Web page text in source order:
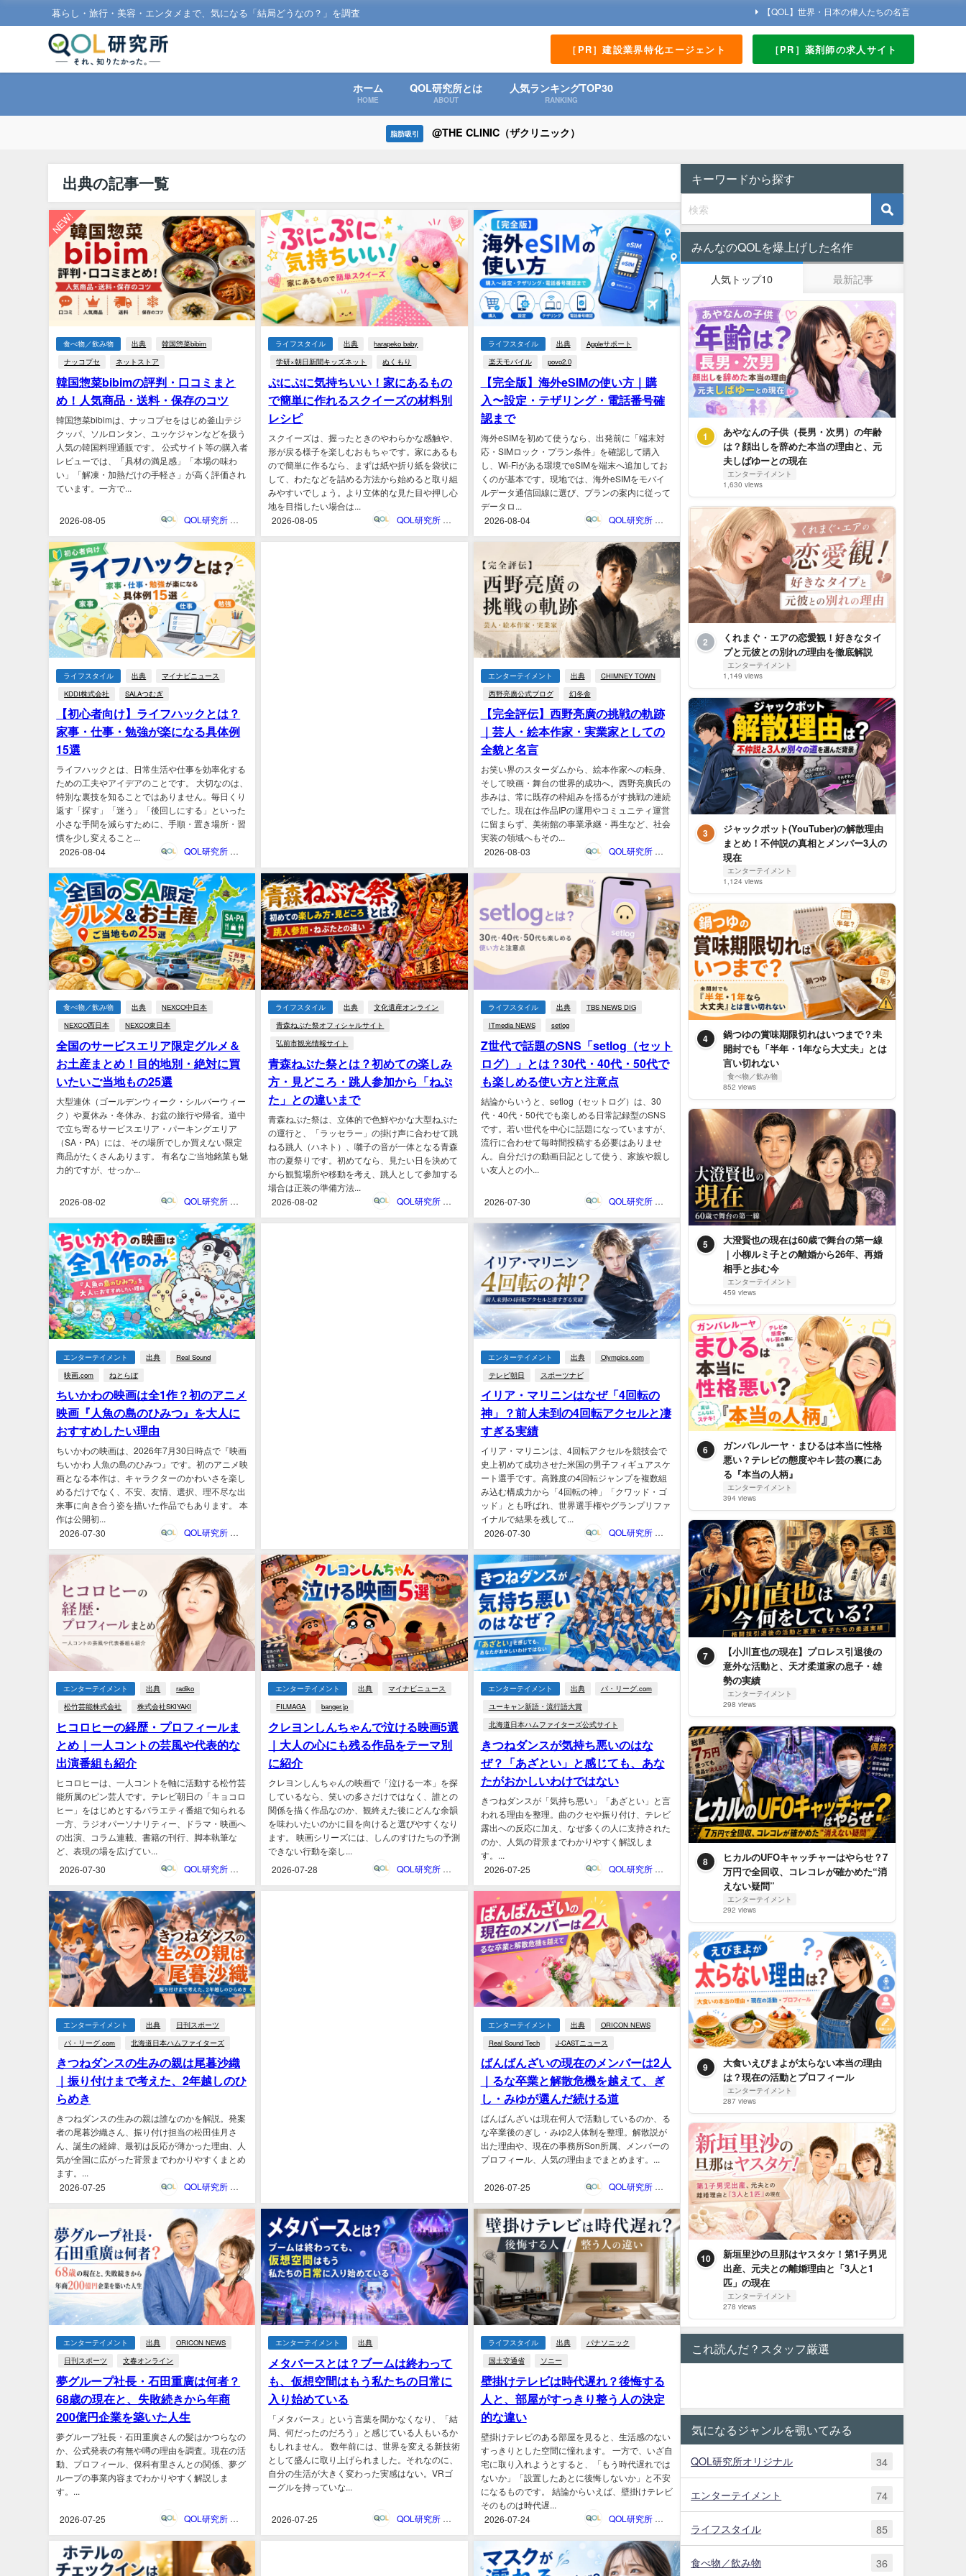
暮らし・旅行・美容・エンタメまで、気になる「結局どうなの？」を調査 【QOL】世界・日本の偉人たちの名言
［PR］建設業界特化エージェント ［PR］薬剤師の求人サイト
ホーム
HOME
QOL研究所とは
ABOUT
人気ランキングTOP30
RANKING
脂肪吸引 @THE CLINIC（ザクリニック）
出典の記事一覧
NEW!
食べ物／飲み物 出典
韓国惣菜bibim
ナッコプセ
ネットストア
韓国惣菜bibimの評判・口コミまと
め！人気商品・送料・保存のコツ
韓国惣菜bibimは、ナッコプセをはじめ釜山テジ
クッパ、ソルロンタン、ユッケジャンなどを扱う
人気の韓国料理通販です。 公式サイト等の購入者
レビューでは、「具材の満足感」「本場の味わ
い」「解凍・加熱だけの手軽さ」が高く評価され
ています。一方で...
2026-08-05 QOL研究所 ウェブマガジン
ライフスタイル 出典
harapeko baby
学研×朝日新聞キッズネット
ぬくもり
ぷにぷに気持ちいい！家にあるもの
で簡単に作れるスクイーズの材料別
レシピ
スクイーズは、握ったときのやわらかな感触や、
形が戻る様子を楽しむおもちゃです。家にあるも
ので簡単に作るなら、まずは紙や折り紙を袋状に
して、わたなどを詰める方法から始めると取り組
みやすいでしょう。より立体的な見た目や押し心
地を目指したい場合は...
2026-08-05
QOL研究所 ウェブマガジン
ライフスタイル 出典
Appleサポート
楽天モバイル
povo2.0
【完全版】海外eSIMの使い方｜購
入〜設定・テザリング・電話番号確
認まで
海外eSIMを初めて使うなら、出発前に「端末対
応・SIMロック・プラン条件」を確認して購入
し、Wi-Fiがある環境でeSIMを端末へ追加してお
くのが基本です。現地では、海外eSIMをモバイ
ルデータ通信回線に選び、プランの案内に従って
データロ...
2026-08-04
QOL研究所 ウェブマガジン
ライフスタイル 出典
マイナビニュース
KDDI株式会社
SALAつむぎ
【初心者向け】ライフハックとは？
家事・仕事・勉強が楽になる具体例
15選
ライフハックとは、日常生活や仕事を効率化する
ための工夫やアイデアのことです。 大切なのは、
特別な裏技を知ることではありません。毎日くり
返す「探す」「迷う」「後回しにする」といった
小さな手間を減らすために、手順・置き場所・習
慣を少し変えること...
2026-08-04
QOL研究所 ウェブマガジン
エンターテイメント 出典
CHIMNEY TOWN
西野亮廣公式ブログ
幻冬舎
【完全評伝】西野亮廣の挑戦の軌跡
｜芸人・絵本作家・実業家としての
全貌と名言
お笑い界のスターダムから、絵本作家への転身、
そして映画・舞台の世界的成功へ。西野亮廣氏の
歩みは、常に既存の枠組みを揺るがす挑戦の連続
でした。現在は作品IPの運用やコミュニティ運営
に留まらず、美術館の事業承継・再生など、社会
実装の領域へもその...
2026-08-03
QOL研究所 ウェブマガジン
食べ物／飲み物 出典
NEXCO中日本
NEXCO西日本
NEXCO東日本
全国のサービスエリア限定グルメ＆
お土産まとめ！目的地別・絶対に買
いたいご当地もの25選
大型連休（ゴールデンウィーク・シルバーウィー
ク）や夏休み・冬休み、お盆の旅行や帰省。道中
で立ち寄るサービスエリア・パーキングエリア
（SA・PA）には、その場所でしか買えない限定
商品がたくさんあります。 有名なご当地銘菓も魅
力的ですが、せっか...
2026-08-02 QOL研究所 ウェブマガジン
ライフスタイル 出典
文化遺産オンライン
青森ねぶた祭オフィシャルサイト
弘前市観光情報サイト
青森ねぶた祭とは？初めての楽しみ
方・見どころ・跳人参加から「ねぷ
た」との違いまで
青森ねぶた祭は、立体的で色鮮やかな大型ねぶた
の運行と、「ラッセラー」の掛け声に合わせて跳
ねる跳人（ハネト）、囃子の音が一体となる青森
市の夏祭りです。初めてなら、見たい日を決めて
から観覧場所や移動を考え、跳人として参加する
場合は正装の準備方法...
2026-08-02
QOL研究所 ウェブマガジン
ライフスタイル 出典
TBS NEWS DIG
ITmedia NEWS
setlog
Z世代で話題のSNS「setlog（セット
ログ）」とは？30代・40代・50代で
も楽しめる使い方と注意点
結論からいうと、setlog（セットログ）は、30
代・40代・50代でも楽しめる日常記録型のSNS
です。若い世代を中心に話題になっていますが、
流行に合わせて毎時間投稿する必要はありませ
ん。自分だけの動画日記として使う、家族や親し
い友人との小...
2026-07-30 QOL研究所 ウェブマガジン
エンターテイメント 出典
Real Sound
映画.com
ねとらぼ
ちいかわの映画は全1作？初のアニメ
映画『人魚の島のひみつ』を大人に
おすすめしたい理由
ちいかわの映画は、2026年7月30日時点で『映画
ちいかわ 人魚の島のひみつ』です。初のアニメ映
画となる本作は、キャラクターのかわいさを楽し
めるだけでなく、不安、友情、選択、理不尽な出
来事に向き合う姿を描いた作品でもあります。 本
作は公開初...
2026-07-30
QOL研究所 ウェブマガジン
エンターテイメント 出典
Olympics.com
テレビ朝日
スポーツナビ
イリア・マリニンはなぜ「4回転の
神」？前人未到の4回転アクセルと凄
すぎる実績
イリア・マリニンは、4回転アクセルを競技会で
史上初めて成功させた米国の男子フィギュアスケ
ート選手です。高難度の4回転ジャンプを複数組
み込む構成力から「4回転の神」「クワッド・ゴ
ッド」とも呼ばれ、世界選手権やグランプリファ
イナルで結果を残して...
2026-07-30
QOL研究所 ウェブマガジン
エンターテイメント 出典
radiko
松竹芸能株式会社
株式会社SKIYAKI
ヒコロヒーの経歴・プロフィールま
とめ｜一人コントの芸風や代表的な
出演番組も紹介
ヒコロヒーは、一人コントを軸に活動する松竹芸
能所属のピン芸人です。テレビ朝日の「キョコロ
ヒー」をはじめとするバラエティ番組で知られる
一方、ラジオパーソナリティー、ドラマ・映画へ
の出演、コラム連載、書籍の刊行、脚本執筆な
ど、表現の場を広げてい...
2026-07-30
QOL研究所 ウェブマガジン
エンターテイメント 出典
マイナビニュース
FILMAGA
banger.jp
クレヨンしんちゃんで泣ける映画5選
｜大人の心にも残る作品をテーマ別
に紹介
クレヨンしんちゃんの映画で「泣ける一本」を探
しているなら、笑いの多さだけではなく、誰との
関係を描く作品なのか、観終えた後にどんな余韻
を味わいたいのかに目を向けると選びやすくなり
ます。 映画シリーズには、しんのすけたちの予測
できない行動を楽し...
2026-07-28
QOL研究所 ウェブマガジン
エンターテイメント 出典
パ・リーグ.com
ユーキャン新語・流行語大賞
北海道日本ハムファイターズ公式サイト
きつねダンスが気持ち悪いのはな
ぜ？「あざとい」と感じても、あな
たがおかしいわけではない
きつねダンスが「気持ち悪い」「あざとい」と言
われる理由を整理。曲のクセや振り付け、テレビ
露出への反応に加え、なぜ多くの人に支持された
のか、人気の背景までわかりやすく解説しま
す。...
2026-07-25
QOL研究所 ウェブマガジン
エンターテイメント 出典
日刊スポーツ
パ・リーグ.com
北海道日本ハムファイターズ
きつねダンスの生みの親は尾暮沙織
｜振り付けまで考えた、2年越しのひ
らめき
きつねダンスの生みの親は誰なのかを解説。発案
者の尾暮沙織さん、振り付け担当の松田佳月さ
ん、誕生の経緯、最初は反応が薄かった理由、人
気が全国に広がった背景までわかりやすくまとめ
ます。...
2026-07-25
QOL研究所 ウェブマガジン
エンターテイメント 出典
ORICON NEWS
Real Sound Tech
J-CASTニュース
ばんばんざいの現在のメンバーは2人
｜るな卒業と解散危機を越えて、ぎ
し・みゆが選んだ続ける道
ばんばんざいは現在何人で活動しているのか、る
な卒業後のぎし・みゆ2人体制を整理。解散説が
出た理由や、現在の事務所Son所属、メンバーの
プロフィール、人気の理由までまとめます。...
2026-07-25 QOL研究所 ウェブマガジン
エンターテイメント 出典
ORICON NEWS
日刊スポーツ
文春オンライン
夢グループ社長・石田重廣は何者？
68歳の現在と、失敗続きから年商
200億円企業を築いた人生
夢グループ社長・石田重廣さんの髪はかつらなの
か、公式発表の有無や噂の理由を調査。現在の活
動、プロフィール、保科有里さんとの関係、夢グ
ループの事業内容までわかりやすく解説しま
す。...
2026-07-25 QOL研究所 ウェブマガジン
エンターテイメント 出典
メタバースとは？ブームは終わって
も、仮想空間はもう私たちの日常に
入り始めている
「メタバース」という言葉を聞かなくなり、「結
局、何だったのだろう」と感じている人もいるか
もしれません。 数年前には、世界を変える新技術
として盛んに取り上げられました。それなのに、
自分の生活が大きく変わった実感はない。VRゴ
ーグルを持っていな...
2026-07-25 QOL研究所 ウェブマガジン
ライフスタイル 出典
パナソニック
国土交通省
ソニー
壁掛けテレビは時代遅れ？後悔する
人と、部屋がすっきり整う人の決定
的な違い
壁掛けテレビのある部屋を見ると、生活感のない
すっきりとした空間に憧れます。 一方で、いざ自
宅に取り入れようとすると、「もう時代遅れでは
ないか」「設置したあとに後悔しないか」と不安
になるものです。 結論からいえば、壁掛けテレビ
そのものは時代遅...
2026-07-24
QOL研究所 ウェブマガジン
キーワードから探す
みんなのQOLを爆上げした名作
人気トップ10 最新記事
1
あやなんの子供（長男・次男）の年齢
は？顔出しを辞めた本当の理由と、元
夫しばゆーとの現在
エンターテイメント
1,630 views
2
くれまぐ・エアの恋愛観！好きなタイ
プと元彼との別れの理由を徹底解説
エンターテイメント
1,149 views
3
ジャックポット(YouTuber)の解散理由
まとめ！不仲説の真相とメンバー3人の
現在
エンターテイメント
1,124 views
4
鍋つゆの賞味期限切れはいつまで？未
開封でも「半年・1年なら大丈夫」とは
言い切れない
食べ物／飲み物
852 views
5
大澄賢也の現在は60歳で舞台の第一線
｜小柳ルミ子との離婚から26年、再婚
相手と歩む今
エンターテイメント
459 views
6
ガンバレルーヤ・まひるは本当に性格
悪い？テレビの態度やキレ芸の裏にあ
る『本当の人柄』
エンターテイメント
394 views
7
【小川直也の現在】プロレス引退後の
意外な活動と、天才柔道家の息子・雄
勢の実績
エンターテイメント
298 views
8
ヒカルのUFOキャッチャーはやらせ？7
万円で全回収、コレコレが確かめた“消
えない疑問”
エンターテイメント
292 views
9
大食いえびまよが太らない本当の理由
は？現在の活動とプロフィール
エンターテイメント
287 views
10
新垣里沙の旦那はヤスタケ！第1子男児
出産、元夫との離婚理由と「3人と1
匹」の現在
エンターテイメント
278 views
これ読んだ？スタッフ厳選
気になるジャンルを覗いてみる
QOL研究所オリジナル 34
エンターテイメント 74
ライフスタイル 85
食べ物／飲み物 36